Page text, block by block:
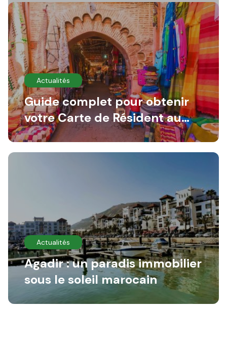
Actualités
Guide complet pour obtenir
votre Carte de Résident au
Maroc
Actualités
Agadir : un paradis immobilier
sous le soleil marocain